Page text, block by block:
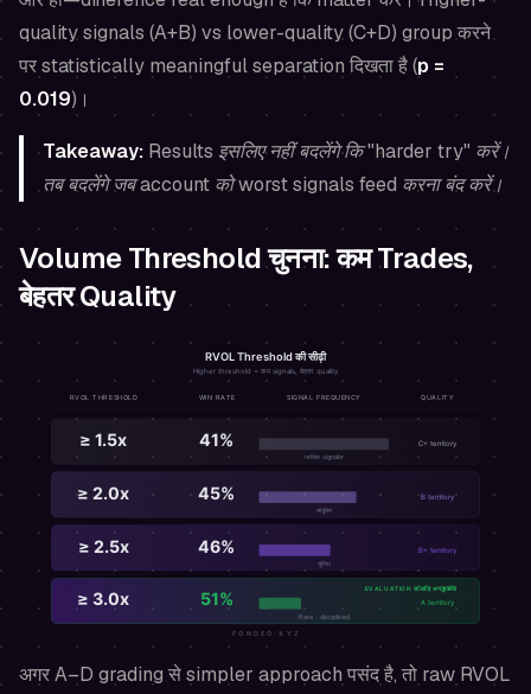
quality signals (A+B) vs lower-quality (C+D) group करने
पर statistically meaningful separation दिखता है (p =
0.019)।
Takeaway: Results इसलिए नहीं बदलेंगे कि "harder try" करें।
तब बदलेंगे जब account को worst signals feed करना बंद करें।
Volume Threshold चुनना: कम Trades,
बेहतर Quality
अगर A–D grading से simpler approach पसंद है, तो raw RVOL